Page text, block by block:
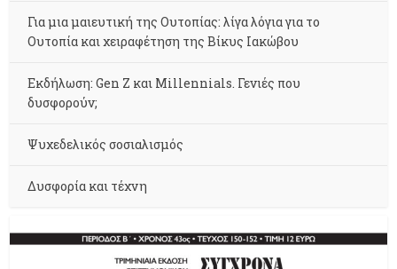
Για μια μαιευτική της Ουτοπίας: λίγα λόγια για το
Ουτοπία και χειραφέτηση της Βίκυς Ιακώβου
Εκδήλωση: Gen Z και Millennials. Γενιές που
δυσφορούν;
Ψυχεδελικός σοσιαλισμός
Δυσφορία και τέχνη